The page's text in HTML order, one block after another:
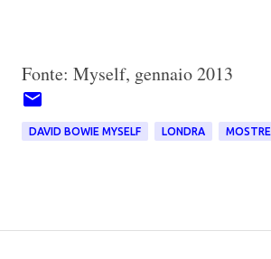
Fonte: Myself, gennaio 2013
DAVID BOWIE MYSELF LONDRA MOSTRE